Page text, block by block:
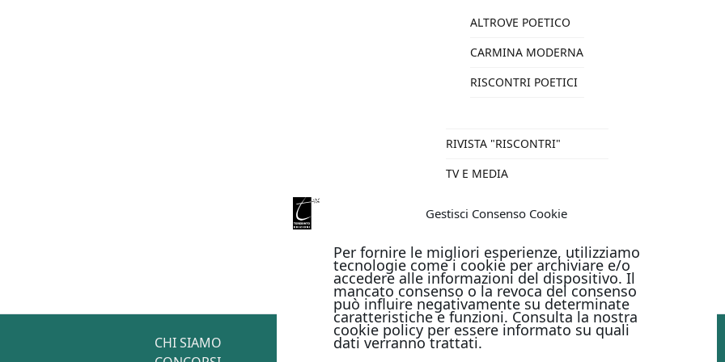
Gestisci Consenso Cookie
Per fornire le migliori esperienze, utilizziamo
tecnologie come i cookie per archiviare e/o
accedere alle informazioni del dispositivo. Il
mancato consenso o la revoca del consenso
può influire negativamente su determinate
caratteristiche e funzioni. Consulta la nostra
cookie policy per essere informato su quali
dati verranno trattati.
ALTROVE POETICO
CARMINA MODERNA
RISCONTRI POETICI
RIVISTA "RISCONTRI"
TV E MEDIA
CHI SIAMO
PAGAMENTI ONLINE CON